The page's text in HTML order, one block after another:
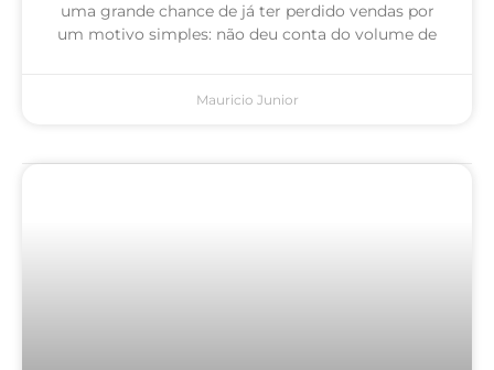
uma grande chance de já ter perdido vendas por
um motivo simples: não deu conta do volume de
Mauricio Junior